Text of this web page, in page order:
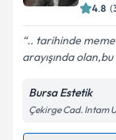
Kişisel
Metni
4.8 (
.. tarihinde
arayışında
Bursa Estetik
Çekirge Cad. Intam